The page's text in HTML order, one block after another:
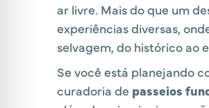
ar livre. Mais do que um
experiências diversas,
selvagem, do histórico ao
Se você está planejando
curadoria de passeios